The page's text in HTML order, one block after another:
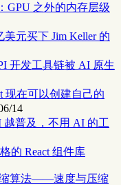
GPU 之外的内存层级
美元买下 Jim Keller 的
开发工具链被 AI 原生
现在可以创建自己的
14
普及，不用 AI 的工
的 React 组件库
缩算法——速度与压缩